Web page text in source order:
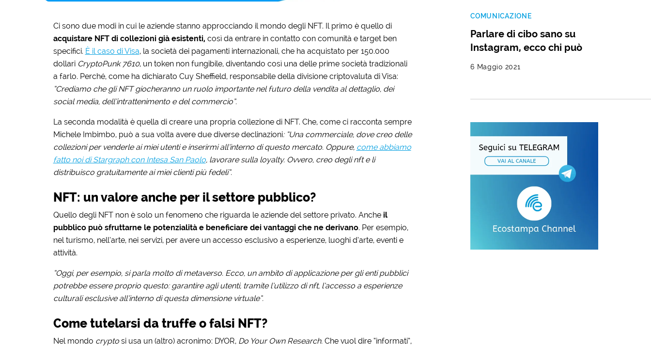
Ci sono due modi in cui le aziende stanno approcciando il mondo degli NFT. Il primo è quello di
acquistare NFT di collezioni già esistenti, così da entrare in contatto con comunità e target ben
specifici. È il caso di Visa, la società dei pagamenti internazionali, che ha acquistato per 150.000
dollari CryptoPunk 7610, un token non fungibile, diventando così una delle prime società tradizionali
a farlo. Perché, come ha dichiarato Cuy Sheffield, responsabile della divisione criptovaluta di Visa:
“Crediamo che gli NFT giocheranno un ruolo importante nel futuro della vendita al dettaglio, dei
social media, dell’intrattenimento e del commercio”.
La seconda modalità è quella di creare una propria collezione di NFT. Che, come ci racconta sempre
Michele Imbimbo, può a sua volta avere due diverse declinazioni: “Una commerciale, dove creo delle
collezioni per venderle ai miei utenti e inserirmi all’interno di questo mercato. Oppure, come abbiamo
fatto noi di Stargraph con Intesa San Paolo, lavorare sulla loyalty. Ovvero, creo degli nft e li
distribuisco gratuitamente ai miei clienti più fedeli”.
NFT: un valore anche per il settore pubblico?
Quello degli NFT non è solo un fenomeno che riguarda le aziende del settore privato. Anche il
pubblico può sfruttarne le potenzialità e beneficiare dei vantaggi che ne derivano. Per esempio,
nel turismo, nell’arte, nei servizi, per avere un accesso esclusivo a esperienze, luoghi d’arte, eventi e
attività.
“Oggi, per esempio, si parla molto di metaverso. Ecco, un ambito di applicazione per gli enti pubblici
potrebbe essere proprio questo: garantire agli utenti, tramite l’utilizzo di nft, l’accesso a esperienze
culturali esclusive all’interno di questa dimensione virtuale”.
Come tutelarsi da truffe o falsi NFT?
Nel mondo crypto si usa un (altro) acronimo: DYOR, Do Your Own Research. Che vuol dire “informati”,
COMUNICAZIONE
Parlare di cibo sano su
Instagram, ecco chi può
6 Maggio 2021